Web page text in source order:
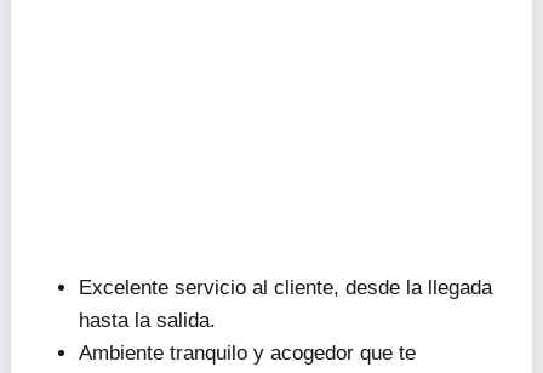
Excelente servicio al cliente, desde la llegada
hasta la salida.
Ambiente tranquilo y acogedor que te